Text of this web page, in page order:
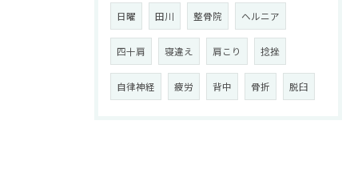
日曜 田川 整骨院 ヘルニア
四十肩 寝違え 肩こり 捻挫
自律神経 疲労 背中 骨折 脱臼